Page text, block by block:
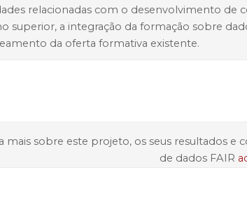
relacionadas com o desenvolvimento de
superior, a integração da formação sobre
da oferta formativa existente.
mais sobre este projeto, os seus resultados
de dados FAIR